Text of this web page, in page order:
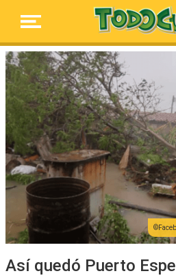
Así quedó Puerto